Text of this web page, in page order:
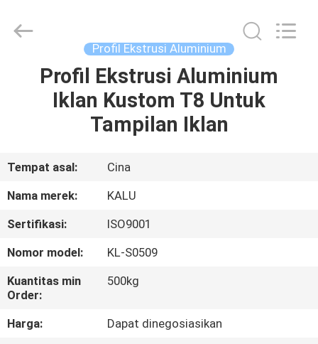
RUMAH
TAMPILAN
VR
TENTANG
KAMI
TUR
PABRIK
Rights
Profil Ekstrusi Aluminium
Profil Ekstrusi Aluminium
Iklan Kustom T8 Untuk
Tampilan Iklan
Tempat asal:
Cina
Nama merek:
KALU
Sertifikasi:
ISO9001
Nomor model:
KL-S0509
Kuantitas min
Order:
500kg
Harga:
Dapat dinegosiasikan